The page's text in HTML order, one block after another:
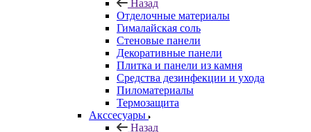
Назад
Отделочные материалы
Гималайская соль
Стеновые панели
Декоративные панели
Плитка и панели из камня
Средства дезинфекции и ухода
Пиломатериалы
Термозащита
Аксcесуары
Назад